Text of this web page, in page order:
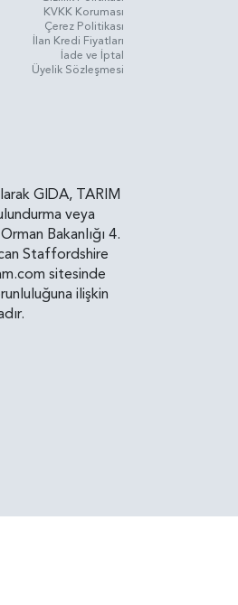
KVKK Koruması
Çerez Politikası
İlan Kredi Fiyatları
İade ve İptal
Üyelik Sözleşmesi
GIDA, TARIM
veya
Bakanlığı 4.
Staffordshire
sitesinde
ilişkin